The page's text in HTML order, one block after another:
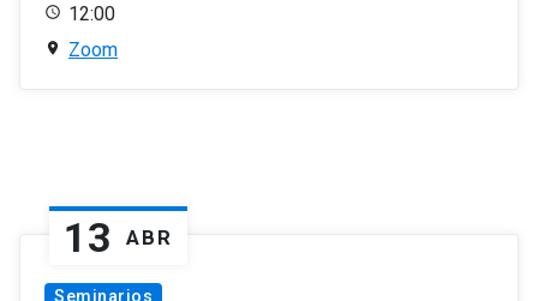
12:00
Zoom
13 ABR
Seminarios